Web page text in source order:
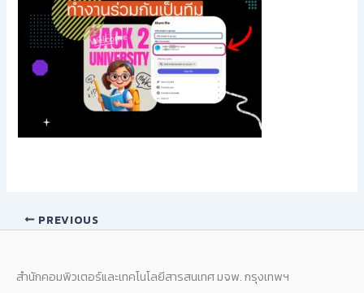
PREVIOUS
สำนักคอมพิวเตอร์และเทคโนโลยีสารสนเทศ มจพ. กรุงเทพฯ